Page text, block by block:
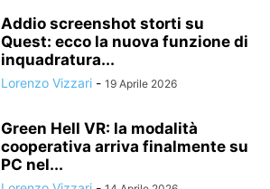
Addio screenshot storti su
Quest: ecco la nuova funzione di
inquadratura...
Lorenzo Vizzari - 19 Aprile 2026
Green Hell VR: la modalità
cooperativa arriva finalmente su
PC nel...